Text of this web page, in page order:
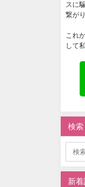
スに
繋が
これ
して
検索
新